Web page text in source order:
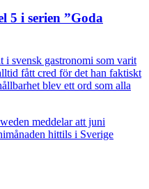
5 i serien ”Goda
i svensk gastronomi som varit
fått cred för det han faktiskt
blev ett ord som alla